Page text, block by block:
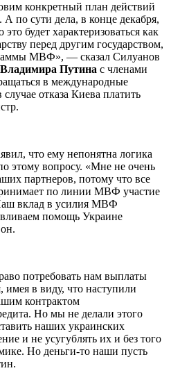
конкретный план действий
по сути дела, в конце декабря,
будет характеризоваться как
перед другим государством,
МВФ», — сказал Силуанов
Владимира Путина с членами
в международные
отказа Киева платить
что ему непонятна логика
этому вопросу. «Мне не очень
партнеров, потому что все
по линии МВФ участие
вклад в усилия МВФ
помощь Украине
потребовать нам выплаты
имея в виду, что наступили
контрактом
Но мы не делали этого
наших украинских
и не усугублять их и без того
Но деньги-то наши пусть